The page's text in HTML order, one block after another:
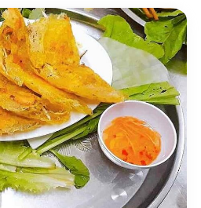
hợp lại tất tần tật những
Nội bạn không nên bỏ qua!